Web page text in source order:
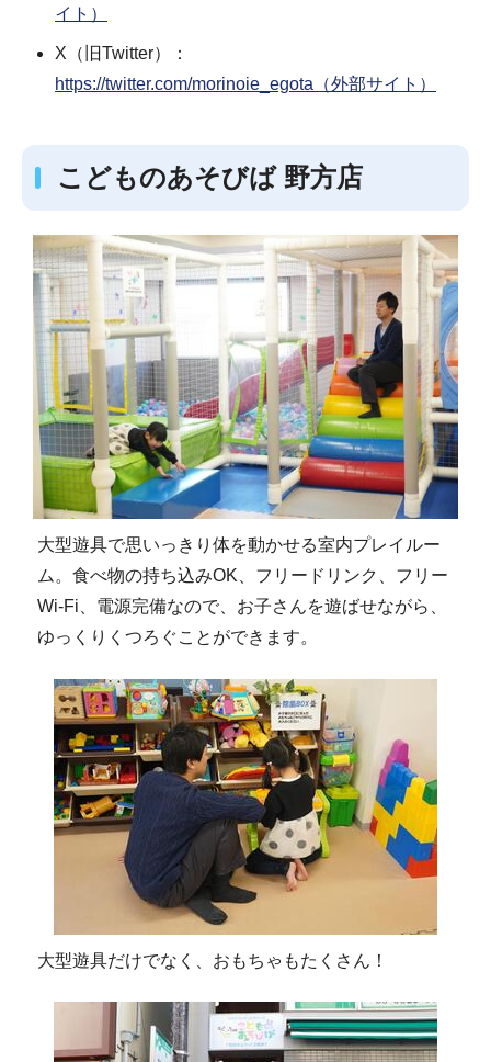
イト）
X（旧Twitter）：
https://twitter.com/morinoie_egota（外部サイト）
こどものあそびば 野方店
大型遊具で思いっきり体を動かせる室内プレイルー
ム。食べ物の持ち込みOK、フリードリンク、フリー
Wi-Fi、電源完備なので、お子さんを遊ばせながら、
ゆっくりくつろぐことができます。
大型遊具だけでなく、おもちゃもたくさん！